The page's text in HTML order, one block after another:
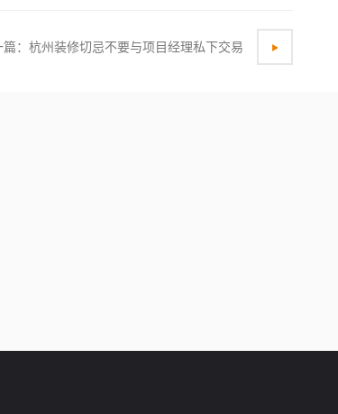
篇：杭州装修切忌不要与项目经理私下交易